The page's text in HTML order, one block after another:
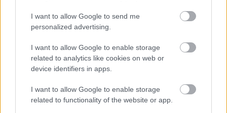
I want to allow Google to send me
personalized advertising.
I want to allow Google to enable storage
related to analytics like cookies on web or
device identifiers in apps.
I want to allow Google to enable storage
related to functionality of the website or app.
right away. Out of the corner of my eye I knew he
didn't shoot it, you think he is going to get it up, so
"Reakció", "láttam","gondoltam", "szerencse". Ez a 4
szó szépen leírja a helyzetet. egy ilyen védéshez
mindennek össze kell jönnie, csak a szerencse, vagy